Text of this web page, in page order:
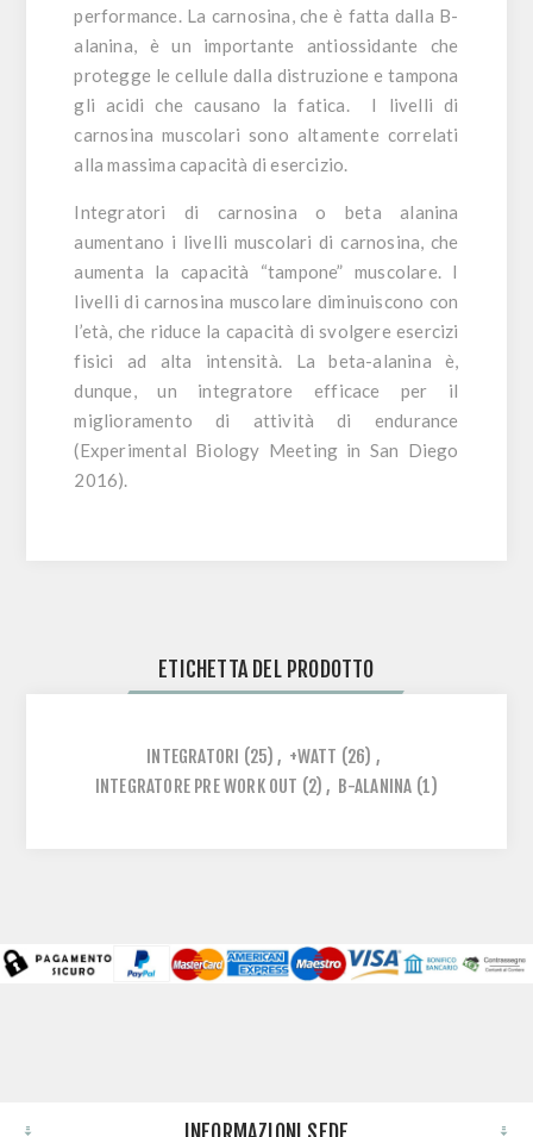
performance. La carnosina, che è fatta dalla B-
alanina, è un importante antiossidante che
protegge le cellule dalla distruzione e tampona
gli acidi che causano la fatica. I livelli di
carnosina muscolari sono altamente correlati
alla massima capacità di esercizio.
Integratori di carnosina o beta alanina
aumentano i livelli muscolari di carnosina, che
aumenta la capacità “tampone” muscolare. I
livelli di carnosina muscolare diminuiscono con
l’età, che riduce la capacità di svolgere esercizi
fisici ad alta intensità. La beta-alanina è,
dunque, un integratore efficace per il
miglioramento di attività di endurance
(Experimental Biology Meeting in San Diego
2016).
ETICHETTA DEL PRODOTTO
INTEGRATORI (25) , +WATT (26) ,
INTEGRATORE PRE WORK OUT (2) , B-ALANINA (1)